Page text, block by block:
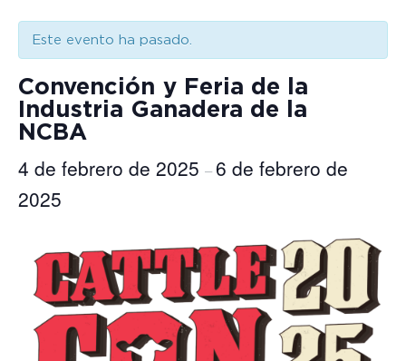
Este evento ha pasado.
Convención y Feria de la
Industria Ganadera de la
NCBA
4 de febrero de 2025 – 6 de febrero de
2025